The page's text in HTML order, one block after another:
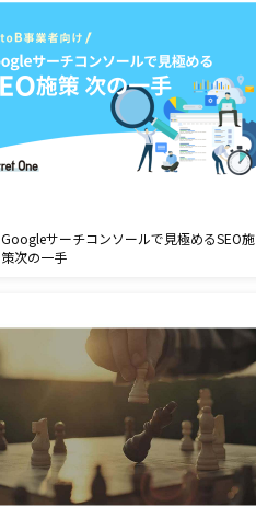
Googleサーチコンソールで見極めるSEO施
策次の一手